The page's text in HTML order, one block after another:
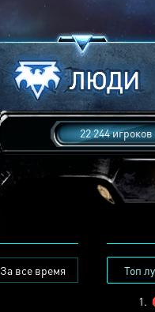
22 244 игроков
За все время Топ
1.